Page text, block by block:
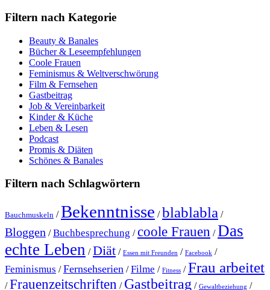
Filtern nach Kategorie
Beauty & Banales
Bücher & Leseempfehlungen
Coole Frauen
Feminismus & Weltverschwörung
Film & Fernsehen
Gastbeitrag
Job & Vereinbarkeit
Kinder & Küche
Leben & Lesen
Podcast
Promis & Diäten
Schönes & Banales
Filtern nach Schlagwörtern
Bauchmuskeln /Bekenntnisse /blablabla /
Bloggen /Buchbesprechung /coole Frauen /Das
echte Leben /Diät / Essen mit Freunden / Facebook /
Feminismus /Fernsehserien /Filme / Fitness /Frau arbeitet
/Frauenzeitschriften / Gastbeitrag / Gewaltbeziehung /